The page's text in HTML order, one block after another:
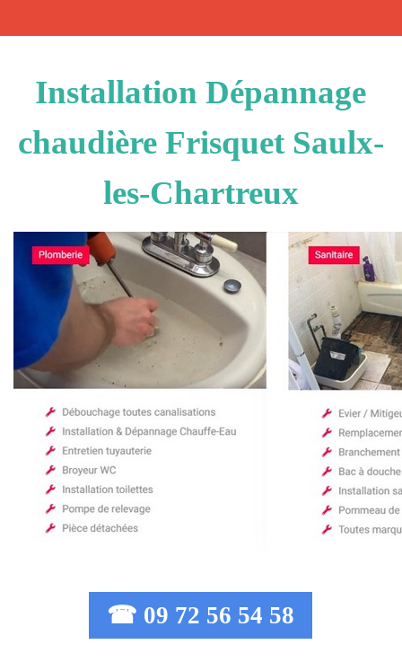
Installation Dépannage
chaudière Frisquet Saulx-
les-Chartreux
☎ 09 72 56 54 58